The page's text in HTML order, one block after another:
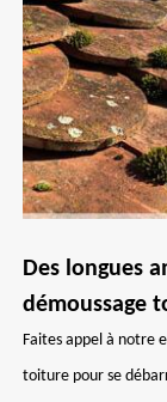
Des longues
démoussage
Faites appel à notre
toiture pour se